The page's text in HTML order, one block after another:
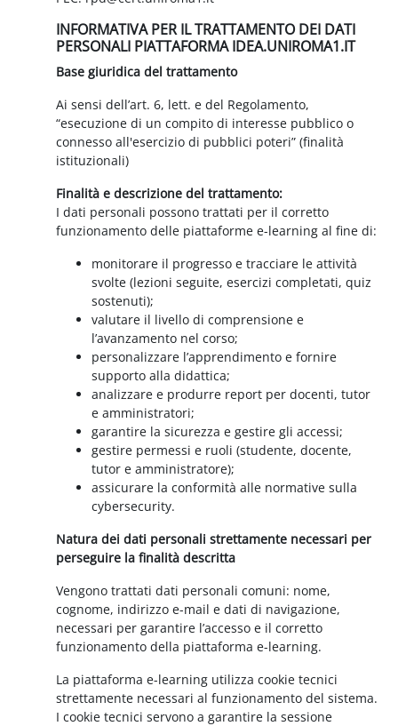
INFORMATIVA PER IL TRATTAMENTO DEI DATI
PERSONALI PIATTAFORMA IDEA.UNIROMA1.IT
Base giuridica del trattamento
Ai sensi dell’art. 6, lett. e del Regolamento,
“esecuzione di un compito di interesse pubblico o
connesso all'esercizio di pubblici poteri” (finalità
istituzionali)
Finalità e descrizione del trattamento:
I dati personali possono trattati per il corretto
funzionamento delle piattaforme e-learning al fine di:
monitorare il progresso e tracciare le attività
svolte (lezioni seguite, esercizi completati, quiz
sostenuti);
valutare il livello di comprensione e
l’avanzamento nel corso;
personalizzare l’apprendimento e fornire
supporto alla didattica;
analizzare e produrre report per docenti, tutor
e amministratori;
garantire la sicurezza e gestire gli accessi;
gestire permessi e ruoli (studente, docente,
tutor e amministratore);
assicurare la conformità alle normative sulla
cybersecurity.
Natura dei dati personali strettamente necessari per
perseguire la finalità descritta
Vengono trattati dati personali comuni: nome,
cognome, indirizzo e-mail e dati di navigazione,
necessari per garantire l’accesso e il corretto
funzionamento della piattaforma e-learning.
La piattaforma e-learning utilizza cookie tecnici
strettamente necessari al funzionamento del sistema.
I cookie tecnici servono a garantire la sessione